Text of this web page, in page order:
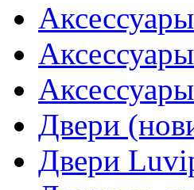
Двери
Двери